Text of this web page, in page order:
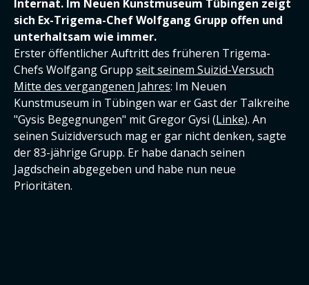
Internat. Im Neuen Kunstmuseum Tübingen zeigt
sich Ex-Trigema-Chef Wolfgang Grupp offen und
unterhaltsam wie immer.
Erster öffentlicher Auftritt des früheren Trigema-
Chefs Wolfgang Grupp seit seinem Suizid-Versuch
Mitte des vergangenen Jahres: Im Neuen
Kunstmuseum in Tübingen war er Gast der Talkreihe
"Gysis Begegnungen" mit Gregor Gysi (Linke). An
seinen Suizidversuch mag er gar nicht denken, sagte
der 83-jährige Grupp. Er habe danach seinen
Jagdschein abgegeben und habe nun neue
Prioritäten.